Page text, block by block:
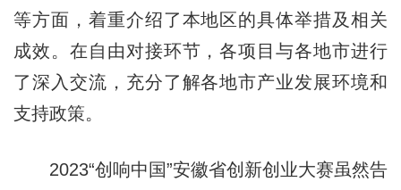
等方面，着重介绍了本地区的具体举措及相关
成效。在自由对接环节，各项目与各地市进行
了深入交流，充分了解各地市产业发展环境和
支持政策。
2023“创响中国”安徽省创新创业大赛虽然告